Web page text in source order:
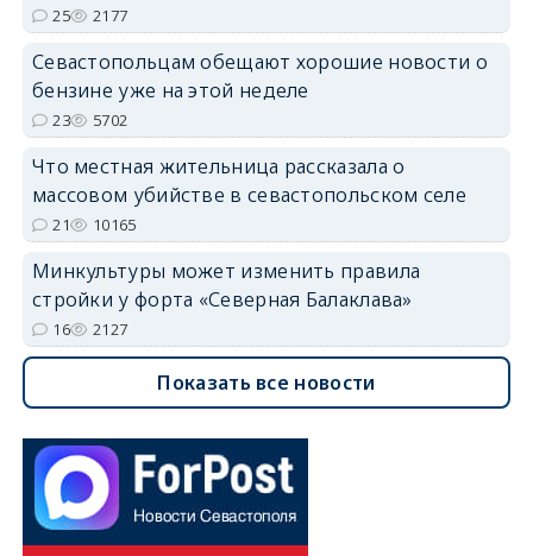
25 2177
Севастопольцам обещают хорошие новости о
бензине уже на этой неделе
23 5702
Что местная жительница рассказала о
массовом убийстве в севастопольском селе
21 10165
Минкультуры может изменить правила
стройки у форта «Северная Балаклава»
16 2127
Показать все новости